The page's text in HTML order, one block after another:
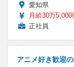
愛知県
月給30万
正社員
アニメ好き歓迎